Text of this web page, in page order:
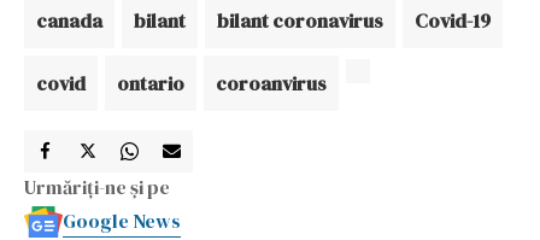
canada bilant bilant coronavirus Covid-19
covid ontario coroanvirus
Urmăriți-ne și pe
Google News